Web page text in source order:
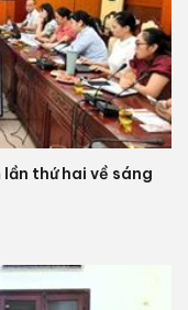
lần thứ hai về sáng